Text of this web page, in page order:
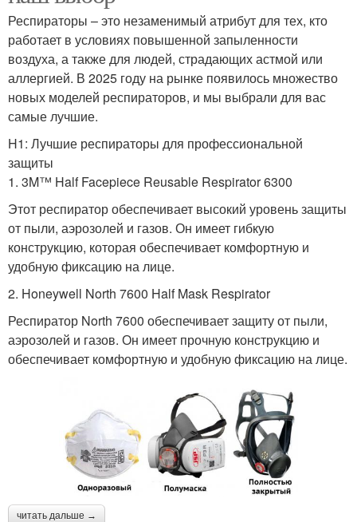
Респираторы – это незаменимый атрибут для тех, кто
работает в условиях повышенной запыленности
воздуха, а также для людей, страдающих астмой или
аллергией. В 2025 году на рынке появилось множество
новых моделей респираторов, и мы выбрали для вас
самые лучшие.
H1: Лучшие респираторы для профессиональной
защиты
1. 3M™ Half Facepiece Reusable Respirator 6300
Этот респиратор обеспечивает высокий уровень защиты
от пыли, аэрозолей и газов. Он имеет гибкую
конструкцию, которая обеспечивает комфортную и
удобную фиксацию на лице.
2. Honeywell North 7600 Half Mask Respirator
Респиратор North 7600 обеспечивает защиту от пыли,
аэрозолей и газов. Он имеет прочную конструкцию и
обеспечивает комфортную и удобную фиксацию на лице.
читать дальше →